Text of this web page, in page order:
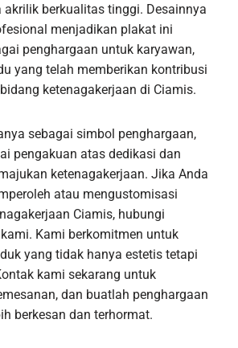
akrilik berkualitas tinggi. Desainnya
menjadikan plakat ini
penghargaan untuk karyawan,
yang telah memberikan kontribusi
ketenagakerjaan di Ciamis.
sebagai simbol penghargaan,
pengakuan atas dedikasi dan
ketenagakerjaan. Jika Anda
atau mengustomisasi
Ciamis, hubungi
kami. Kami berkomitmen untuk
yang tidak hanya estetis tetapi
kami sekarang untuk
dan buatlah penghargaan
berkesan dan terhormat.